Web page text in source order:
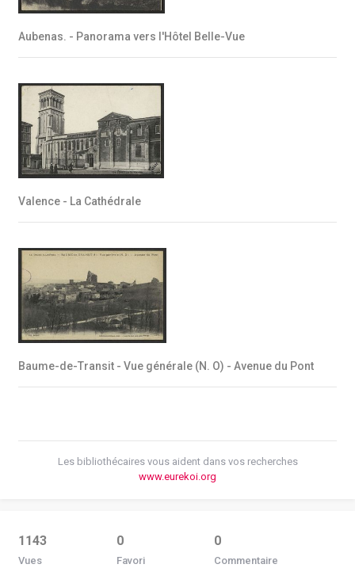
Aubenas. - Panorama vers l'Hôtel Belle-Vue
Valence - La Cathédrale
Baume-de-Transit - Vue générale (N. O) - Avenue du Pont
Les bibliothécaires vous aident dans vos recherches
www.eurekoi.org
1143
Vues
0
Favori
0
Commentaire